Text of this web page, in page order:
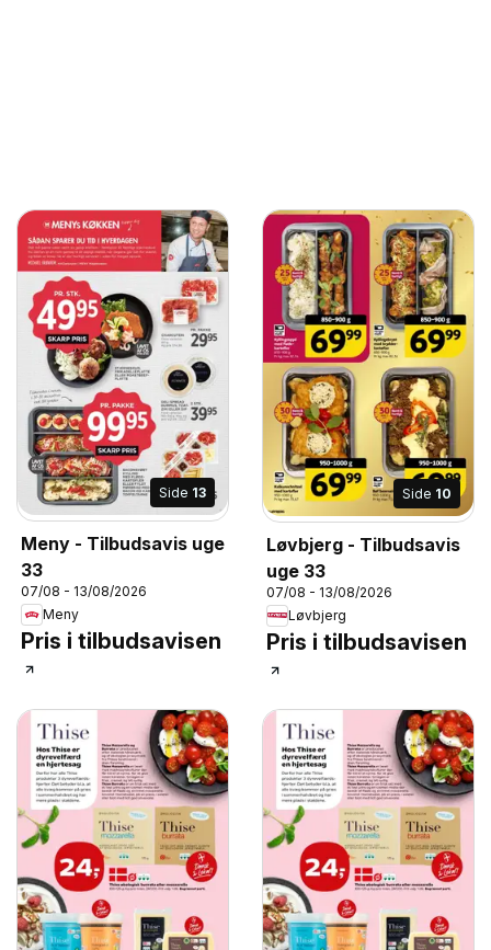
Side 13
Meny - Tilbudsavis uge
33
07/08 - 13/08/2026
Meny
Pris i tilbudsavisen
Side 10
Løvbjerg - Tilbudsavis
uge 33
07/08 - 13/08/2026
Løvbjerg
Pris i tilbudsavisen